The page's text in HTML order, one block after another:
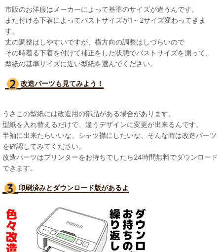
市販のお洋服はメーカーによって基準のサイズが違うんです。
また付ける下着によってバストサイズが1～2サイズ変わってきま
す。
丈の調整はしやすいですが、横方向の調整はしづらいので
その時着る下着を付けて補正をした状態でバストサイズを測って、
型紙の基準サイズに近い型紙を選んでください。
改造パーツも見てみよう！
うさこの型紙には改造用の部品がある場合があります。
型紙を入れ替えるだけで、違うデザインに変更が出来るんです。
半袖に出来たらいいな、シャツ襟にしたいな、そんな時は改造パーツ
を確認してみてください。
改造パーツはプリンターをお持ちでしたら24時間無料でダウンロード
できます。
印刷済みとダウンロード版があるよ